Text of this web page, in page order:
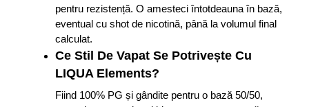
pentru rezistență. O amesteci întotdeauna în bază,
eventual cu shot de nicotină, până la volumul final
calculat.
Ce Stil De Vapat Se Potrivește Cu
LIQUA Elements?
Fiind 100% PG și gândite pentru o bază 50/50,